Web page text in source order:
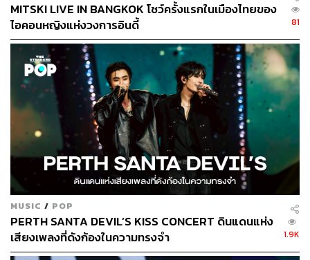
MITSKI LIVE IN BANGKOK โชว์ครั้งแรกในเมืองไทยของ
ไอคอนหญิงแห่งวงการอินดี้
81
MUSIC / POP
PERTH SANTA DEVIL’S KISS CONCERT ดินแดนแห่ง
เสียงเพลงที่ดังก้องในความทรงจำ
1.9K